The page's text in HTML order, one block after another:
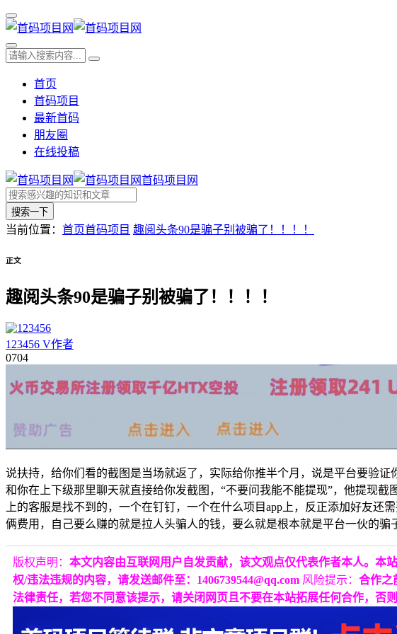
首页
首码项目
最新首码
朋友圈
在线投稿
首码项目网
搜索一下
当前位置： 首页首码项目 趣阅头条90是骗子别被骗了！！！！
正文
趣阅头条90是骗子别被骗了！！！！
123456 V作者
0704
说扶持，给你们看的截图是当场就返了，实际给你推半个月，说是平台要验
和你在上下级那里聊天就直接给你发截图，“不要问我能不能提现”，他提现
上的客服是找不到的，一个在钉钉，一个在什么项目app上，反正添加好友
俩费用，自己要么赚的就是拉人头骗人的钱，要么就是根本就是平台一伙的
版权声明： 本文内容由互联网用户自发贡献，该文观点仅代表作者本人。本
权/违法违规的内容，请发送邮件至：1406739544@qq.com 风险提示： 合作之
法律责任，若您不同意该提示，请关闭网页且不要在本站拓展任何合作，否